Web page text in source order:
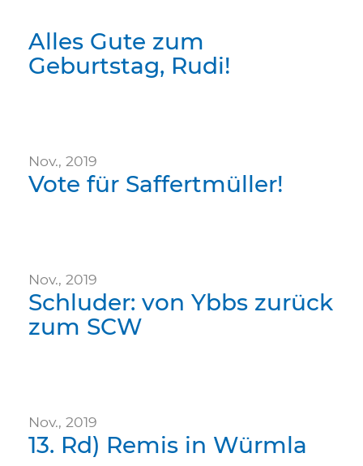
Alles Gute zum
Geburtstag, Rudi!
Nov., 2019
Vote für Saffertmüller!
Nov., 2019
Schluder: von Ybbs zurück
zum SCW
Nov., 2019
13. Rd) Remis in Würmla